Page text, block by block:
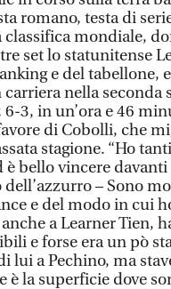
romano, testa di
classifica mondiale,
set lo statunitense
e del tabellone,
nella seconda
6-3, in un’ora e 46
di Cobolli, che
stagione. “Ho
è bello vincere davanti
dell’azzurro – Sono
e del modo in cui
a Learner Tien,
e forse era un pò
lui a Pechino, ma
è la superficie dove